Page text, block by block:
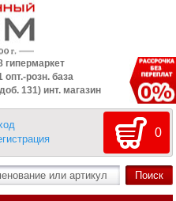
гипермаркет
опт.-розн. база
131) инт. магазин
0